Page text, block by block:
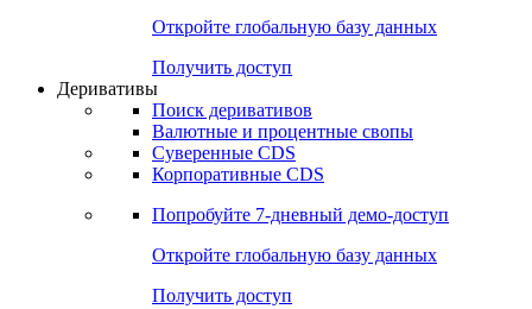
Откройте глобальную базу данных
Получить доступ
Деривативы
Поиск деривативов
Валютные и процентные свопы
Суверенные CDS
Корпоративные CDS
Попробуйте 7-дневный демо-доступ
Откройте глобальную базу данных
Получить доступ